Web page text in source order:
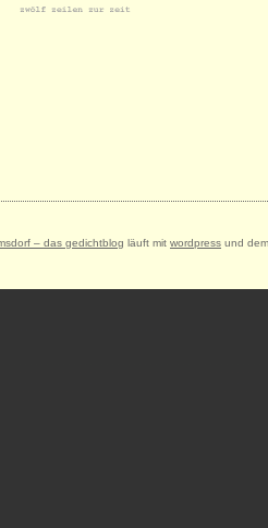
– das gedichtblog läuft mit wordpress und